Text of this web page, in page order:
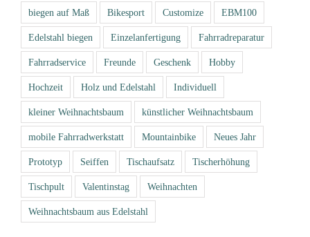
biegen auf Maß Bikesport Customize EBM100
Edelstahl biegen Einzelanfertigung Fahrradreparatur
Fahrradservice Freunde Geschenk Hobby
Hochzeit Holz und Edelstahl Individuell
kleiner Weihnachtsbaum künstlicher Weihnachtsbaum
mobile Fahrradwerkstatt Mountainbike Neues Jahr
Prototyp Seiffen Tischaufsatz Tischerhöhung
Tischpult Valentinstag Weihnachten
Weihnachtsbaum aus Edelstahl